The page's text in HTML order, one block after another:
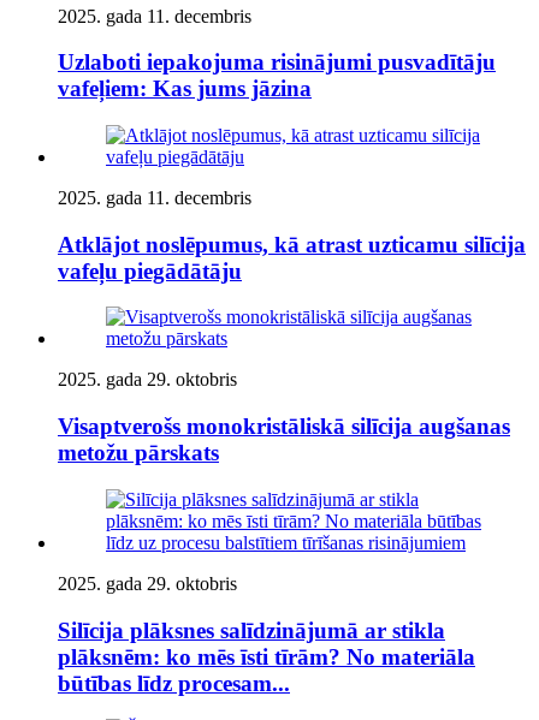
2025. gada 11. decembris
Uzlaboti iepakojuma risinājumi pusvadītāju
vafeļiem: Kas jums jāzina
2025. gada 11. decembris
Atklājot noslēpumus, kā atrast uzticamu silīcija
vafeļu piegādātāju
2025. gada 29. oktobris
Visaptverošs monokristāliskā silīcija augšanas
metožu pārskats
2025. gada 29. oktobris
Silīcija plāksnes salīdzinājumā ar stikla
plāksnēm: ko mēs īsti tīrām? No materiāla
būtības līdz procesam...